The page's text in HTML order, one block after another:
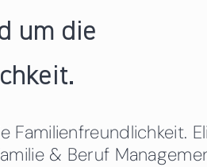
um die
Familienfreundlichkeit.
& Beruf